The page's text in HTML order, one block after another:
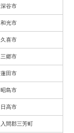
深谷市
和光市
久喜市
三郷市
蓮田市
昭島市
日高市
入間郡三芳町